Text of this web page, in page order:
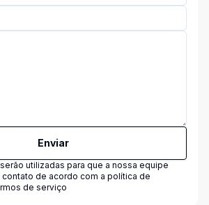
Enviar
utilizadas para que a nossa equipe
de acordo com a política de
de serviço